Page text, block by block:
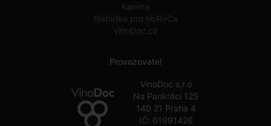
Kariéra
Nabídka pro HoReCa
VinoDoc.cz
Provozovatel
VinoDoc s.r.o
Na Pankráci 125
140 21 Praha 4
IČ: 01991426